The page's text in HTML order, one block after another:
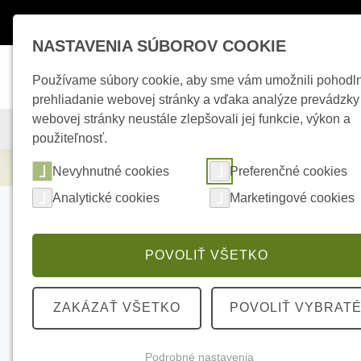
KAMEROVÉ SYSTÉMY ZABEZPEČOVACIE SYSTÉMY
Zabezpečovacie systémy HIKVISION
NASTAVENIA SÚBOROV COOKIE
Používame súbory cookie, aby sme vám umožnili
prehliadanie webovej stránky a vďaka analýze prevádzky
webovej stránky neustále zlepšovali jej funkcie, výkon a
použiteľnosť.
Nevyhnutné cookies
Preferenčné cookies
Analytické cookies
Marketingové cookies
POVOLIŤ VŠETKO
ZAKÁZAŤ VŠETKO POVOLIŤ VYBRATÉ
Podrobné nastavenia